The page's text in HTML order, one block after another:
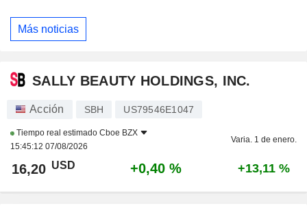
Más noticias
SALLY BEAUTY HOLDINGS, INC.
Acción SBH US79546E1047
Tiempo real estimado Cboe BZX
15:45:12 07/08/2026
Varia. 1 de enero.
16,20 USD +0,40 % +13,11 %